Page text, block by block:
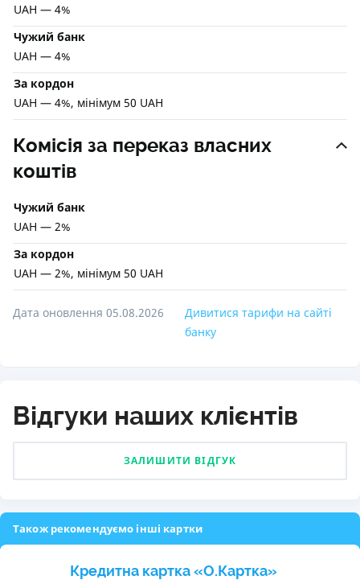
UAH — 4%
Чужий банк
UAH — 4%
За кордон
UAH — 4%, мінімум 50 UAH
Комісія за переказ власних
коштів
Чужий банк
UAH — 2%
За кордон
UAH — 2%, мінімум 50 UAH
Дата оновлення 05.08.2026
Дивитися тарифи на сайті
банку
Відгуки наших клієнтів
ЗАЛИШИТИ ВІДГУК
Також рекомендуємо інші картки
Кредитна картка «O.Картка»